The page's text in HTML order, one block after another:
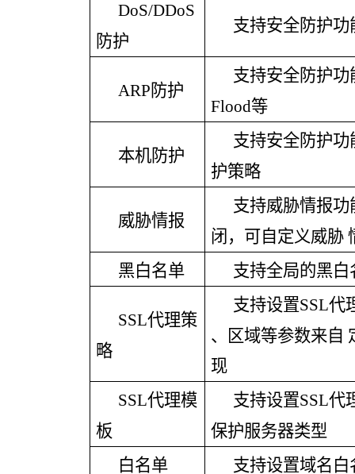
DoS/DDoS
防护
支持安全防护
ARP防护
支持安全防护功
Flood等
本机防护
支持安全防护
护策略
威胁情报
支持威胁情报
闭，可自定义威胁
黑白名单
支持全局的黑白
SSL代理策
略
支持设置SSL代
、区域等参数来自
现
SSL代理模
板
支持设置SSL代
保护服务器类型
白名单
支持设置域名白